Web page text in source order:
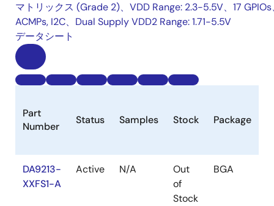
マトリックス (Grade 2)、VDD Range: 2.3-5.5V、17
ACMPs, I2C、Dual Supply VDD2 Range: 1.71-5.5V
データシート
Part
Number
Status Samples Stock Package
DA9213-
XXFS1-A
Active N/A
Out
of
Stock
BGA